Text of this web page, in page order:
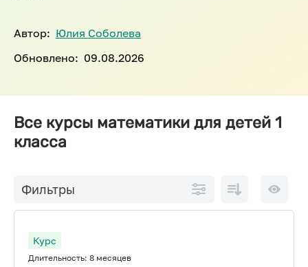
Автор: Юлия Соболева
Обновлено: 09.08.2026
Все курсы математики для детей 1
класса
Фильтры
возрастанию
10 на
Курс
Длительность: 8 месяцев